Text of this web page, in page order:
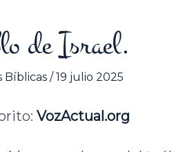
de Israel.
Bíblicas /19 julio 2025
VozActual.org